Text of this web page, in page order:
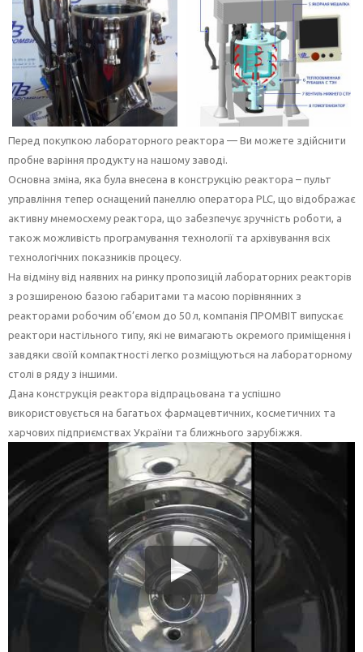
Перед покупкою лабораторного реактора — Ви можете здійснити
пробне варіння продукту на нашому заводі.
Основна зміна, яка була внесена в конструкцію реактора – пульт
управління тепер оснащений панеллю оператора PLC, що відображає
активну мнемосхему реактора, що забезпечує зручність роботи, а
також можливість програмування технології та архівування всіх
технологічних показників процесу.
На відміну від наявних на ринку пропозицій лабораторних реакторів
з розширеною базою габаритами та масою порівнянних з
реакторами робочим об’ємом до 50 л, компанія ПРОМВІТ випускає
реактори настільного типу, які не вимагають окремого приміщення і
завдяки своїй компактності легко розміщуються на лабораторному
столі в ряду з іншими.
Дана конструкція реактора відпрацьована та успішно
використовується на багатьох фармацевтичних, косметичних та
харчових підприємствах України та ближнього зарубіжжя.